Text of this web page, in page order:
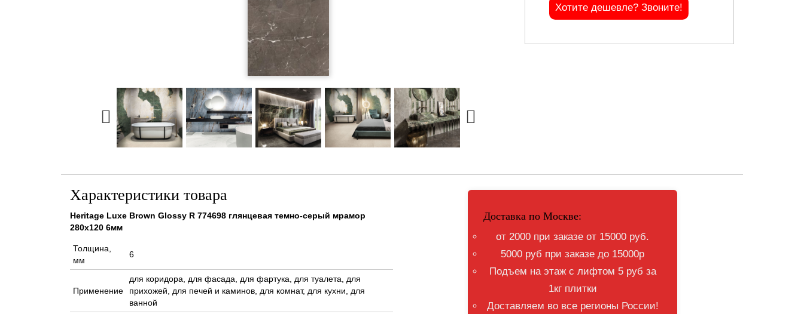
Хотите дешевле? Звоните!
Характеристики товара
Heritage Luxe Brown Glossy R 774698 глянцевая темно-серый мрамор
280x120 6мм
Толщина,
мм
6
Применение
для коридора, для фасада, для фартука, для туалета, для
прихожей, для печей и каминов, для комнат, для кухни, для
ванной
Доставка по Москве:
от 2000 при заказе от 15000 руб.
5000 руб при заказе до 15000р
Подъем на этаж с лифтом 5 руб за
1кг плитки
Доставляем во все регионы России!